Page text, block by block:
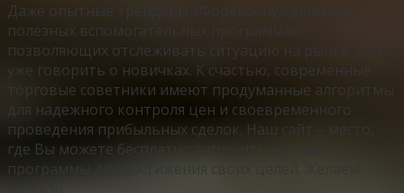
Даже опытные трейдеры «Форекс» нуждаются в
полезных вспомогательных программах,
позволяющих отслеживать ситуацию на рынке. А что
уже говорить о новичках. К счастью, современные
торговые советники имеют продуманные алгоритмы
для надежного контроля цен и своевременного
проведения прибыльных сделок. Наш сайт – место,
где Вы можете бесплатно загрузить нужные
программы для достижения своих целей. Желаем